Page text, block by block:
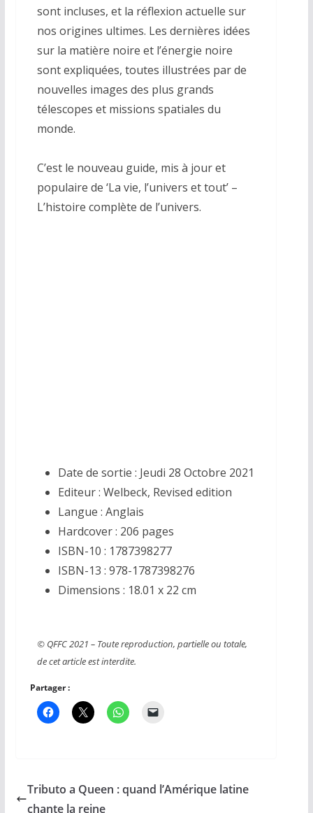
sont incluses, et la réflexion actuelle sur
nos origines ultimes. Les dernières idées
sur la matière noire et l’énergie noire
sont expliquées, toutes illustrées par de
nouvelles images des plus grands
télescopes et missions spatiales du
monde.
C’est le nouveau guide, mis à jour et
populaire de ‘La vie, l’univers et tout’ –
L’histoire complète de l’univers.
Date de sortie : Jeudi 28 Octobre 2021
Editeur: Welbeck, Revised edition
Langue : Anglais
Hardcover : 206 pages
ISBN-10 : 1787398277
ISBN-13 : 978-1787398276
Dimensions : 18.01 x 22 cm
© QFFC 2021 – Toute reproduction, partielle ou totale,
de cet article est interdite.
Partager :
Tributo a Queen : quand l’Amérique latine
chante la reine